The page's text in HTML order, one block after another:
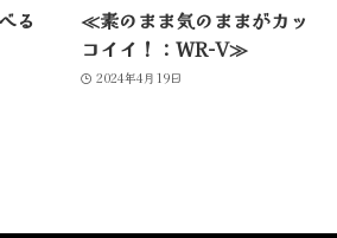
る
≪素のまま気のままがカッ
コイイ！：WR-V≫
2024年4月19日